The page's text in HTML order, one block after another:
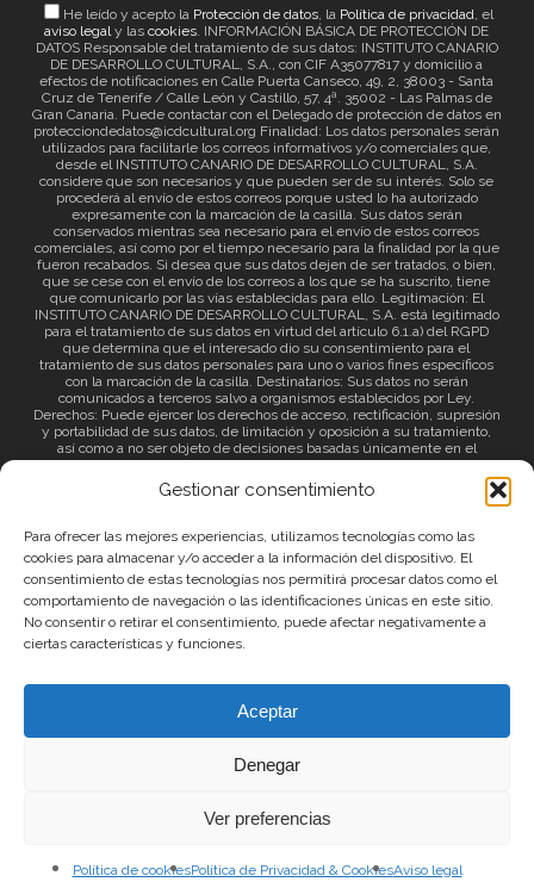
Gestionar consentimiento
Para ofrecer las mejores experiencias, utilizamos tecnologías como las
cookies para almacenar y/o acceder a la información del dispositivo. El
consentimiento de estas tecnologías nos permitirá procesar datos como el
comportamiento de navegación o las identificaciones únicas en este sitio.
No consentir o retirar el consentimiento, puede afectar negativamente a
ciertas características y funciones.
Aceptar
Denegar
Ver preferencias
Política de cookiesPolítica de Privacidad & CookiesAviso legal
He leído y acepto la Protección de datos, la Política de privacidad, el
aviso legaly lascookies. INFORMACIÓN BÁSICA DE PROTECCIÓN DE
DATOS Responsable del tratamiento de sus datos: INSTITUTO CANARIO
DE DESARROLLO CULTURAL, S.A., con CIF A35077817 y domicilio a
efectos de notificaciones en Calle Puerta Canseco, 49, 2, 38003 - Santa
Cruz de Tenerife / Calle León y Castillo, 57, 4ª. 35002 - Las Palmas de
Gran Canaria. Puede contactar con el Delegado de protección de datos en
protecciondedatos@icdcultural.org Finalidad: Los datos personales serán
utilizados para facilitarle los correos informativos y/o comerciales que,
desde el INSTITUTO CANARIO DE DESARROLLO CULTURAL, S.A.
considere que son necesarios y que pueden ser de su interés. Solo se
procederá al envío de estos correos porque usted lo ha autorizado
expresamente con la marcación de la casilla. Sus datos serán
conservados mientras sea necesario para el envío de estos correos
comerciales, así como por el tiempo necesario para la finalidad por la que
fueron recabados. Si desea que sus datos dejen de ser tratados, o bien,
que se cese con el envío de los correos a los que se ha suscrito, tiene
que comunicarlo por las vías establecidas para ello. Legitimación: El
INSTITUTO CANARIO DE DESARROLLO CULTURAL, S.A. está legitimado
para el tratamiento de sus datos en virtud del artículo 6.1.a) del RGPD
que determina que el interesado dio su consentimiento para el
tratamiento de sus datos personales para uno o varios fines específicos
con la marcación de la casilla. Destinatarios: Sus datos no serán
comunicados a terceros salvo a organismos establecidos por Ley.
Derechos: Puede ejercer los derechos de acceso, rectificación, supresión
y portabilidad de sus datos, de limitación y oposición a su tratamiento,
así como a no ser objeto de decisiones basadas únicamente en el
tratamiento automatizado de sus datos y revocar el consentimiento
prestado. Información adicional: Puede consultar la información adicional
a través del siguienteenlace.
© 2026 Canary Islands Film.
Protección de datos